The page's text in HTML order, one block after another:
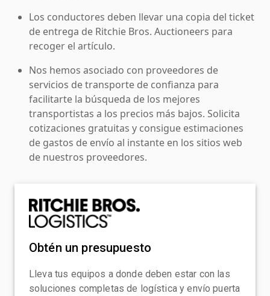
Los conductores deben llevar una copia del ticket
de entrega de Ritchie Bros. Auctioneers para
recoger el artículo.
Nos hemos asociado con proveedores de
servicios de transporte de confianza para
facilitarte la búsqueda de los mejores
transportistas a los precios más bajos. Solicita
cotizaciones gratuitas y consigue estimaciones
de gastos de envío al instante en los sitios web
de nuestros proveedores.
Obtén un presupuesto
Lleva tus equipos a donde deben estar con las
soluciones completas de logística y envío puerta